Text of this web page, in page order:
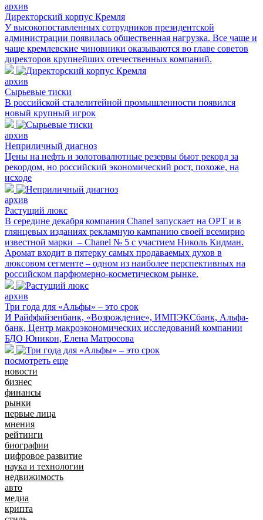
архив
Директорский корпус Кремля
У высокопоставленных сотрудников президентской
администрации появилась общественная нагрузка. Все чаще и
чаще кремлевские чиновники оказываются во главе советов
директоров крупнейших отечественных компаний.
архив
Сырьевые тиски
В российской сталелитейной промышленности появился
новый крупный игрок
архив
Неприличный диагноз
Цены на нефть и золотовалютные резервы бьют рекорд за
рекордом, но российский экономический рост, похоже, на
исходе
архив
Растущий люкс
В середине декабря компания Chanel запускает на ОРТ и в
глянцевых изданиях рекламную кампанию своей всемирно
известной марки – Chanel № 5 с участием Николь Кидман.
Аромат входит в пятерку самых продаваемых духов в
люксовом сегменте – одном из наиболее перспективных на
российском парфюмерно-косметическом рынке.
архив
Три года для «Альфы» – это срок
И Райффайзенбанк, «Возрождение», ИМПЭКСбанк, Альфа-
банк, Центр макроэкономических исследований компании
БДО Юникон, Елена Матросова
посмотреть еще
новости
бизнес
финансы
рынки
первые лица
мнения
рейтинги
биографии
цифровое развитие
наука и технологии
недвижимость
авто
медиа
крипта